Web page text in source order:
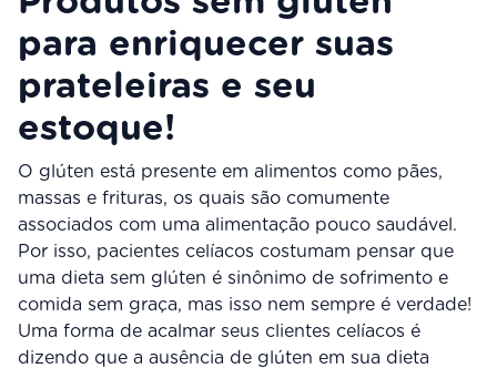
para enriquecer suas
prateleiras e seu
estoque!
O glúten está presente em alimentos como pães,
massas e frituras, os quais são comumente
associados com uma alimentação pouco saudável.
Por isso, pacientes celíacos costumam pensar que
uma dieta sem glúten é sinônimo de sofrimento e
comida sem graça, mas isso nem sempre é verdade!
Uma forma de acalmar seus clientes celíacos é
dizendo que a ausência de glúten em sua dieta